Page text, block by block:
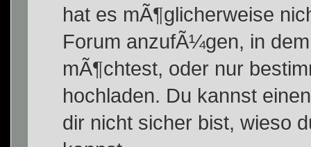
hat es mÃ¶glicherweise
Forum anzufÃ¼gen, in
mÃ¶chtest, oder nur
hochladen. Du kannst
dir nicht sicher bist, wieso